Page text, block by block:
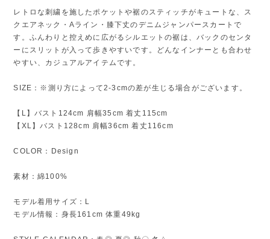
レトロな刺繍を施したポケットや裾のスティッチがキュートな、ス
クエアネック・Aライン・膝下丈のデニムジャンパースカートで
す。ふんわりと控えめに広がるシルエットの裾は、バックのセンタ
ーにスリットが入って歩きやすいです。どんなインナーとも合わせ
やすい、カジュアルアイテムです。
SIZE：※測り方によって2-3cmの差が生じる場合がございます。
【L】バスト124cm 肩幅35cm 着丈115cm
【XL】バスト128cm 肩幅36cm 着丈116cm
COLOR：Design
素材：綿100%
モデル着用サイズ：L
モデル情報：身長161cm 体重49kg